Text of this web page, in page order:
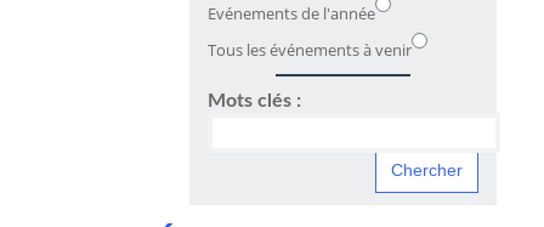
Evénements de l'année
Tous les événements à venir
Mots clés :